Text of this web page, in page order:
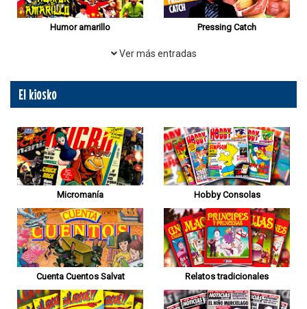
Humor amarillo Pressing Catch
Ver más entradas
El kiosko
Micromanía Hobby Consolas
Cuenta Cuentos Salvat Relatos tradicionales